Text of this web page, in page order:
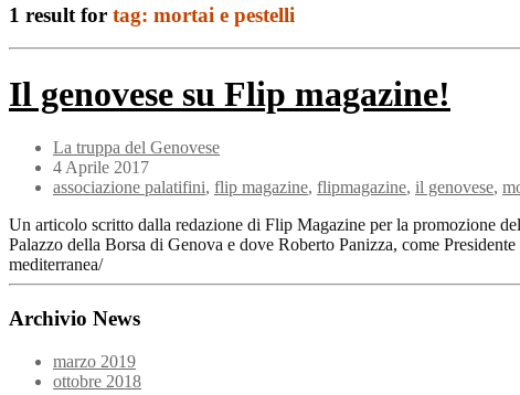
1 result for tag: mortai e pestelli
Il genovese su Flip magazine!
La truppa del Genovese
4 Aprile 2017
associazione palatifini, flip magazine, flipmagazine, il genovese,
Un articolo scritto dalla redazione di Flip Magazine per la promozione
Palazzo della Borsa di Genova e dove Roberto Panizza, come
mediterranea/
Archivio News
marzo 2019
ottobre 2018